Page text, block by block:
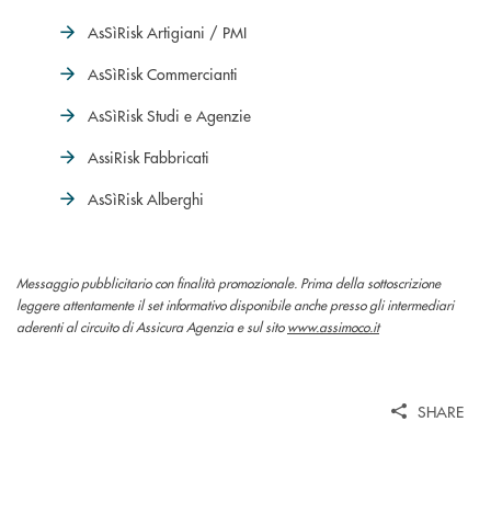
AsSìRisk Artigiani / PMI
AsSìRisk Commercianti
AsSìRisk Studi e Agenzie
AssiRisk Fabbricati
AsSìRisk Alberghi
Messaggio pubblicitario con finalità promozionale. Prima della sottoscrizione
leggere attentamente il set informativo disponibile anche presso gli intermediari
aderenti al circuito di Assicura Agenzia e sul sitowww.assimoco.it
SHARE